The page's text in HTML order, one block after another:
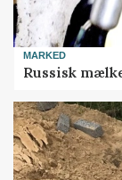
MARKED
Russisk